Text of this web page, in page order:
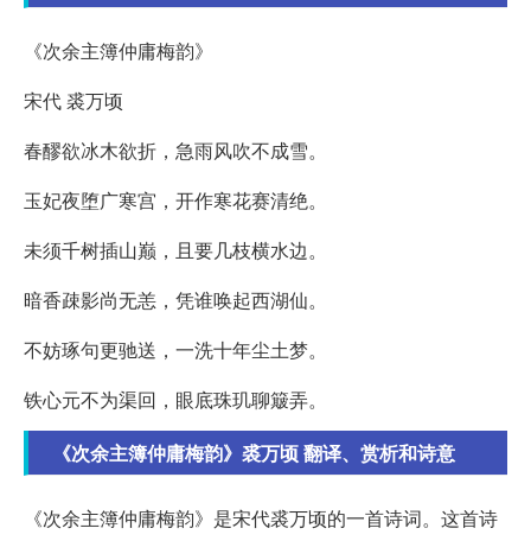
《次余主簿仲庸梅韵》
宋代 裘万顷
春醪欲冰木欲折，急雨风吹不成雪。
玉妃夜堕广寒宫，开作寒花赛清绝。
未须千树插山巅，且要几枝横水边。
暗香疎影尚无恙，凭谁唤起西湖仙。
不妨琢句更驰送，一洗十年尘土梦。
铁心元不为渠回，眼底珠玑聊簸弄。
《次余主簿仲庸梅韵》裘万顷 翻译、赏析和诗意
《次余主簿仲庸梅韵》是宋代裘万顷的一首诗词。这首诗